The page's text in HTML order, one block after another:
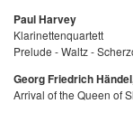
Paul Harvey
Klarinettenquartett
Prelude - Waltz -
Georg Friedrich
Arrival of the Queen of